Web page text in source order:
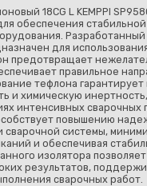
18CG L KEMPPI
обеспечения
Разработанный
для
предотвращает
правильное
тефлона
и химическую
интенсивных сварочных
повышению
сварочной системы,
и обеспечивая
изолятора
результатов,
сварочных работ.